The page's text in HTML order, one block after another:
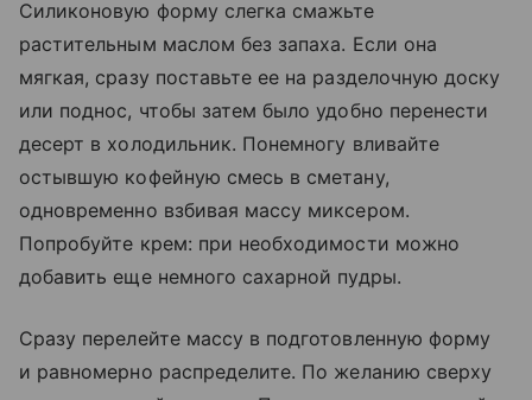
Силиконовую форму слегка смажьте
растительным маслом без запаха. Если она
мягкая, сразу поставьте ее на разделочную доску
или поднос, чтобы затем было удобно перенести
десерт в холодильник. Понемногу вливайте
остывшую кофейную смесь в сметану,
одновременно взбивая массу миксером.
Попробуйте крем: при необходимости можно
добавить еще немного сахарной пудры.
Сразу перелейте массу в подготовленную форму
и равномерно распределите. По желанию сверху